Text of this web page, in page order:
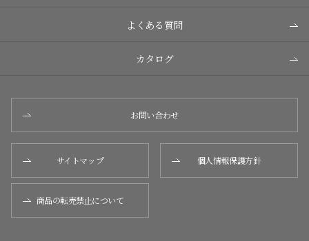
よくある質問
カタログ
お問い合わせ
サイトマップ 個人情報保護方針
商品の転売禁止について